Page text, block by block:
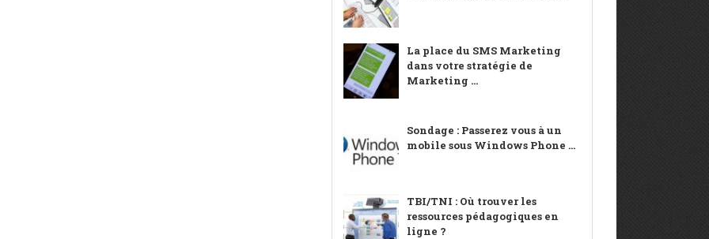
La place du SMS Marketing
dans votre stratégie de
Marketing ...
Sondage : Passerez vous à un
mobile sous Windows Phone ...
TBI/TNI : Où trouver les
ressources pédagogiques en
ligne ?